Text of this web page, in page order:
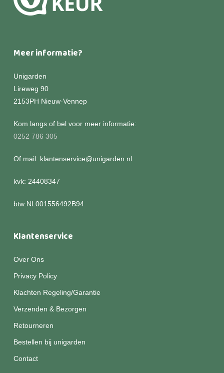
Meer informatie?
Unigarden
Lireweg 90
2153PH Nieuw-Vennep
Kom langs of bel voor meer informatie:
0252 786 305
Of mail: klantenservice@unigarden.nl
kvk: 24408347
btw:NL001556492B94
Klantenservice
Over Ons
Privacy Policy
Klachten Regeling/Garantie
Verzenden & Bezorgen
Retourneren
Bestellen bij unigarden
Contact